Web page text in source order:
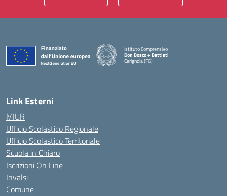
Istituto Comprensivo
Don Bosco + Battisti
Cerignola (FG)
— Visita la pagina iniziale della scuola
Link Esterni
MIUR
Ufficio Scolastico Regionale
Ufficio Scolastico Territoriale
Scuola in Chiaro
Iscrizioni On Line
Invalsi
Comune